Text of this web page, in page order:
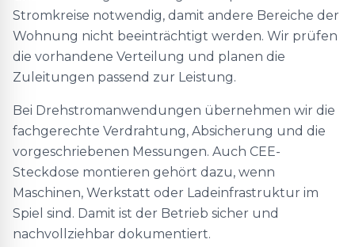
Stromkreise notwendig, damit andere Bereiche der
Wohnung nicht beeinträchtigt werden. Wir prüfen
die vorhandene Verteilung und planen die
Zuleitungen passend zur Leistung.
Bei Drehstromanwendungen übernehmen wir die
fachgerechte Verdrahtung, Absicherung und die
vorgeschriebenen Messungen. Auch CEE-
Steckdose montieren gehört dazu, wenn
Maschinen, Werkstatt oder Ladeinfrastruktur im
Spiel sind. Damit ist der Betrieb sicher und
nachvollziehbar dokumentiert.